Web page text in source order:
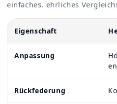
einfaches, ehrliches
Eigenschaft
Anpassung
Rückfederung